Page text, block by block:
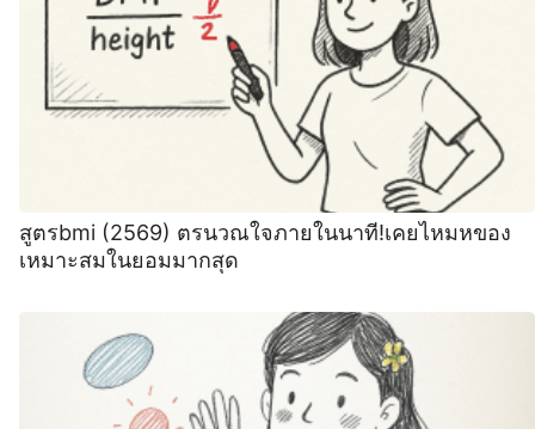
สูตรbmi (2569) ตรนวณใจภายในนาที!เคยไหมหของ
เหมาะสมในยอมมากสุด